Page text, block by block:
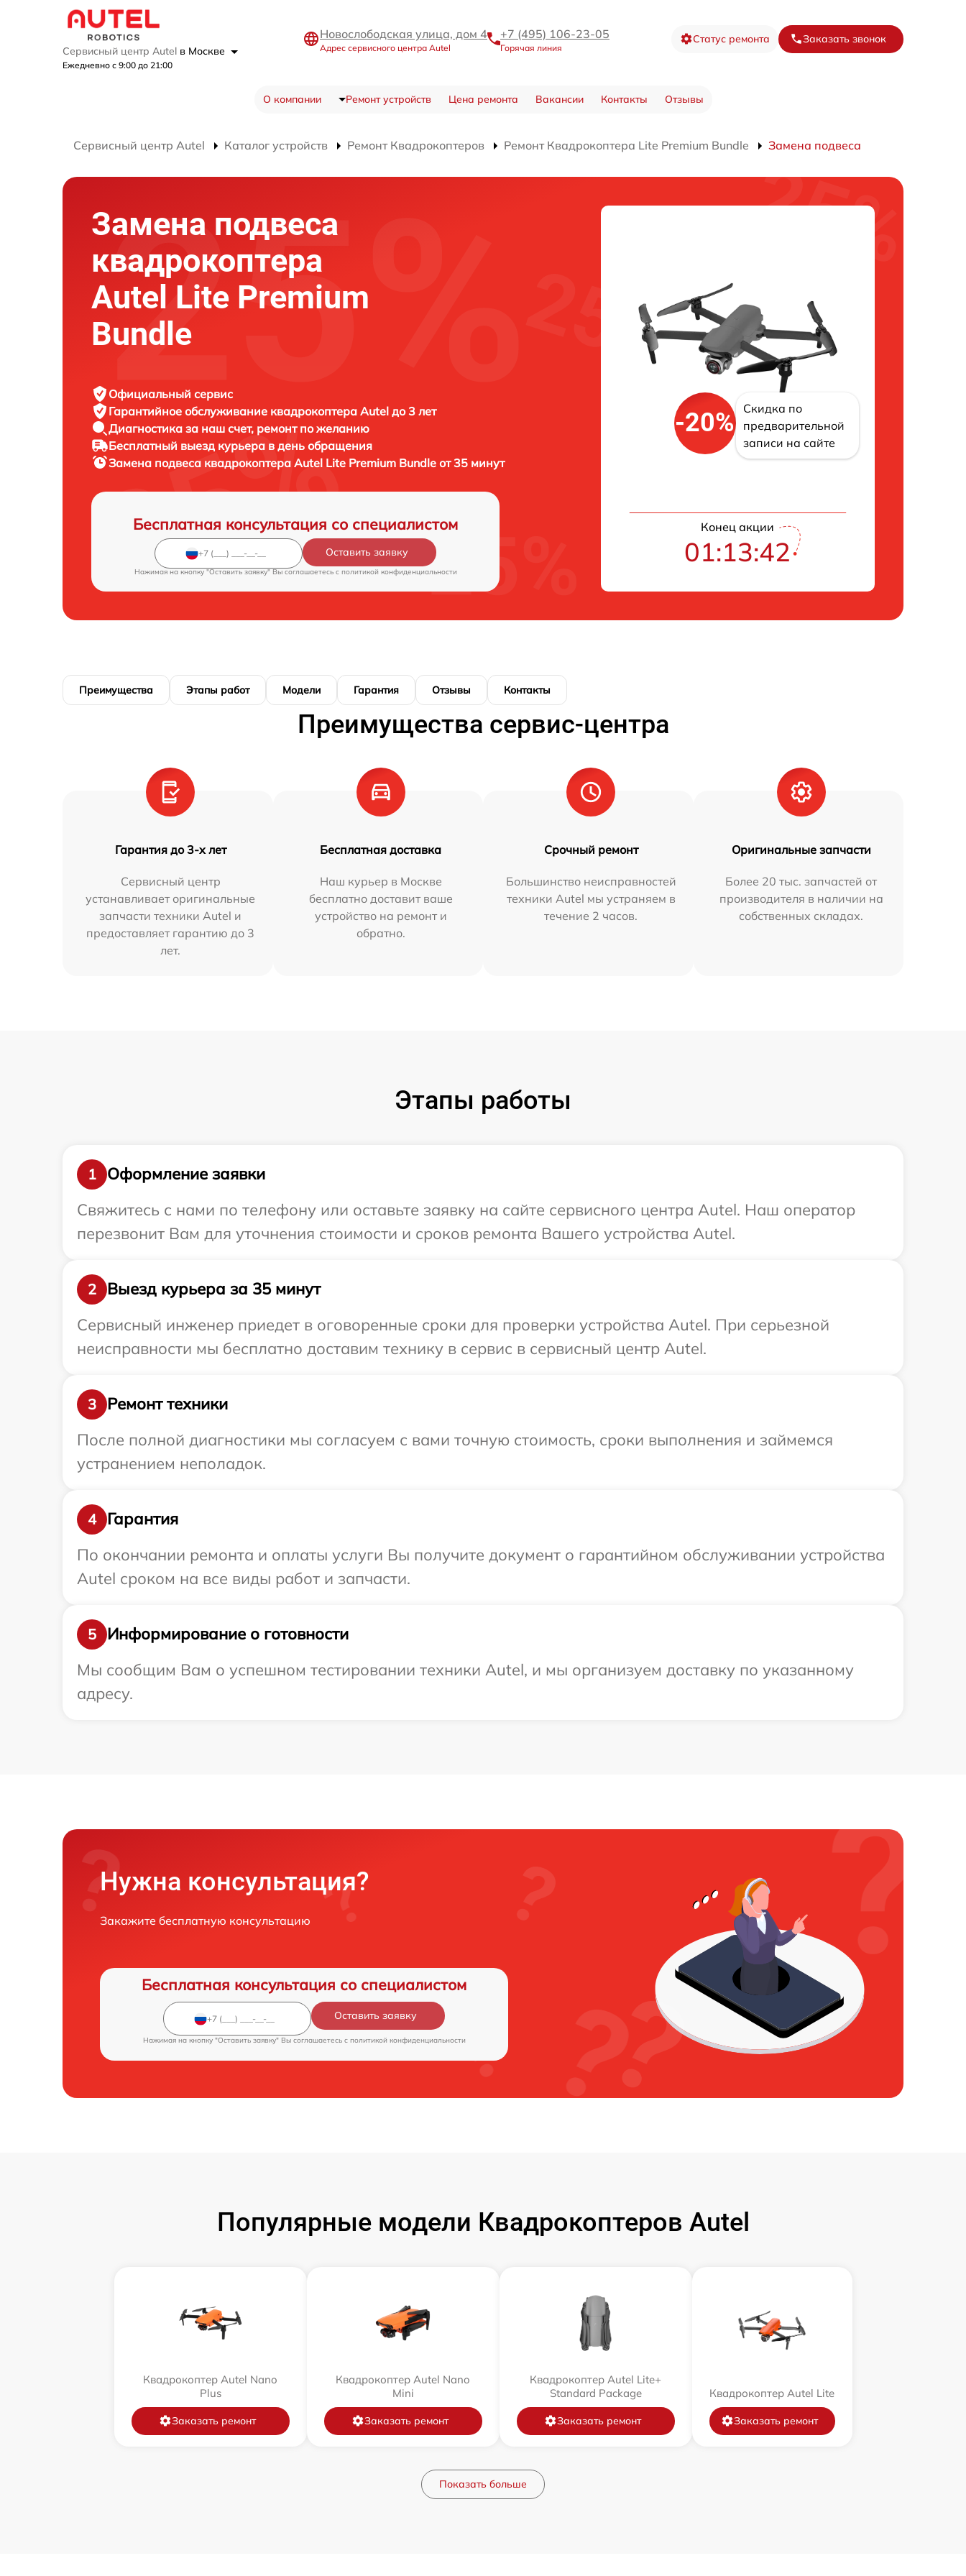
Сервисный центр Autel в Москве
Ежедневно с 9:00 до 21:00
Новослободская улица, дом 4
Адрес сервисного центра Autel
+7 (495) 106-23-05
Горячая линия
Статус ремонта Заказать звонок
О компании Ремонт устройств Цена ремонта Вакансии Контакты Отзывы
Сервисный центр Autel Каталог устройств Ремонт Квадрокоптеров Ремонт Квадрокоптера Lite Premium Bundle Замена подвеса
Замена подвеса
квадрокоптера
Autel Lite Premium
Bundle
Официальный сервис
Гарантийное обслуживание квадрокоптера Autel до 3 лет
Диагностика за наш счет, ремонт по желанию
Бесплатный выезд курьера в день обращения
Замена подвеса квадрокоптера Autel Lite Premium Bundle от 35 минут
Бесплатная консультация со специалистом
Оставить заявку
Нажимая на кнопку "Оставить заявку" Вы соглашаетесь c политикой конфиденциальности
-20%
Скидка по
предварительной
записи на сайте
Конец акции
01:13:42
Преимущества Этапы работ Модели Гарантия Отзывы Контакты
Преимущества сервис-центра
Гарантия до 3-х лет
Сервисный центр
устанавливает оригинальные
запчасти техники Autel и
предоставляет гарантию до 3
лет.
Бесплатная доставка
Наш курьер в Москве
бесплатно доставит ваше
устройство на ремонт и
обратно.
Срочный ремонт
Большинство неисправностей
техники Autel мы устраняем в
течение 2 часов.
Оригинальные запчасти
Более 20 тыс. запчастей от
производителя в наличии на
собственных складах.
Этапы работы
1
Оформление заявки
Свяжитесь с нами по телефону или оставьте заявку на сайте сервисного центра Autel. Наш оператор
перезвонит Вам для уточнения стоимости и сроков ремонта Вашего устройства Autel.
2
Выезд курьера за 35 минут
Сервисный инженер приедет в оговоренные сроки для проверки устройства Autel. При серьезной
неисправности мы бесплатно доставим технику в сервис в сервисный центр Autel.
3
Ремонт техники
После полной диагностики мы согласуем с вами точную стоимость, сроки выполнения и займемся
устранением неполадок.
4
Гарантия
По окончании ремонта и оплаты услуги Вы получите документ о гарантийном обслуживании устройства
Autel сроком на все виды работ и запчасти.
5
Информирование о готовности
Мы сообщим Вам о успешном тестировании техники Autel, и мы организуем доставку по указанному
адресу.
Нужна консультация?
Закажите бесплатную консультацию
Бесплатная консультация со специалистом
Оставить заявку
Нажимая на кнопку "Оставить заявку" Вы соглашаетесь c политикой конфиденциальности
Популярные модели Квадрокоптеров Autel
Квадрокоптер Autel Nano
Plus
Заказать ремонт
Квадрокоптер Autel Nano
Mini
Заказать ремонт
Квадрокоптер Autel Lite+
Standard Package
Заказать ремонт
Квадрокоптер Autel Lite
Заказать ремонт
Показать больше